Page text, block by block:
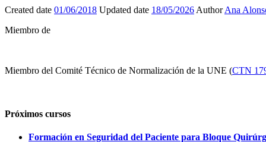
Created date 01/06/2018 Updated date 18/05/2026 AuthorAna
Miembro de
Miembro del Comité Técnico de Normalización de la UNE (CTN
Próximos cursos
Formación en Seguridad del Paciente para Bloque